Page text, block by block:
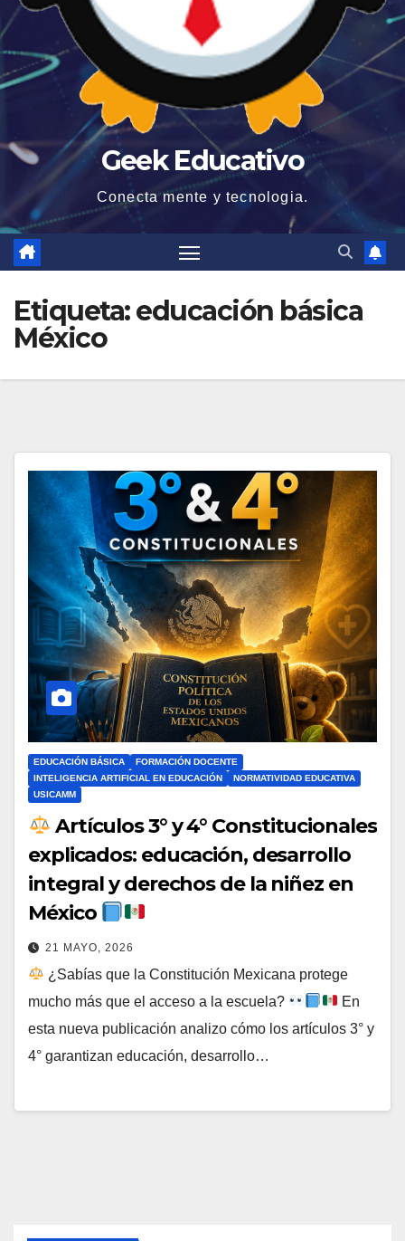
Geek Educativo
Conecta mente y tecnologia.
Etiqueta:educación básica
México
EDUCACIÓN BÁSICA
FORMACIÓN DOCENTE
INTELIGENCIA ARTIFICIAL EN EDUCACIÓN
NORMATIVIDAD EDUCATIVA
USICAMM
Artículos 3° y 4° Constitucionales
explicados: educación, desarrollo
integral y derechos de la niñez en
México
21 MAYO, 2026
¿Sabías que la Constitución Mexicana protege
mucho más que el acceso a la escuela?
En
esta nueva publicación analizo cómo los artículos 3° y
4° garantizan educación, desarrollo…